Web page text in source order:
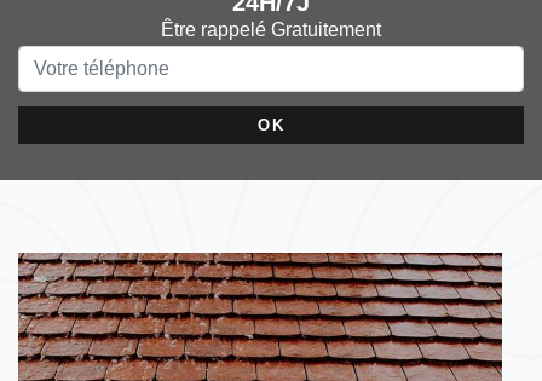
Être rappelé Gratuitement